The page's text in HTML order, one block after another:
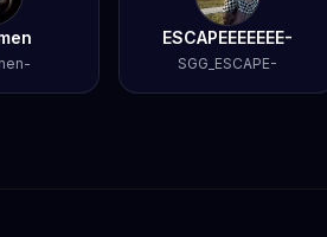
ESCAPEEEEEEE-
SGG_ESCAPE-